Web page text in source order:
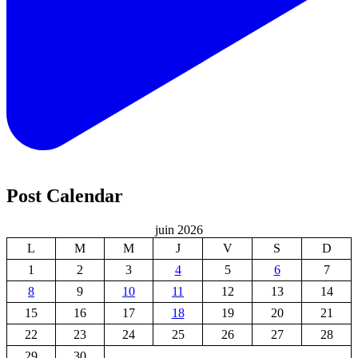
Post Calendar
juin 2026
L
M M J V S
D
1
2 3 4 5 6
7
8
9 10 11 12 13
14
15
16 17 18 19 20
21
22
23 24 25 26 27
28